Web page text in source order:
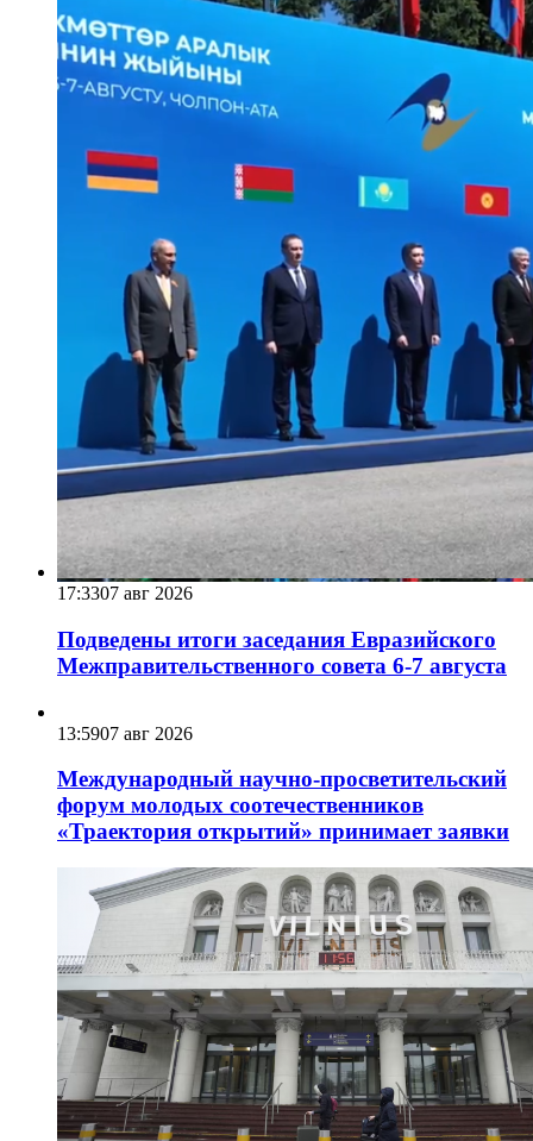
17:3307 авг 2026
Подведены итоги заседания Евразийского
Межправительственного совета 6-7 августа
13:5907 авг 2026
Международный научно-просветительский
форум молодых соотечественников
«Траектория открытий» принимает заявки